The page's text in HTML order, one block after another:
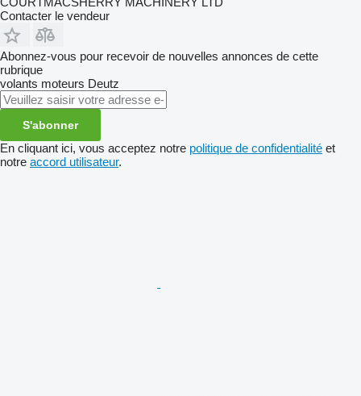
Contacter le vendeur
Abonnez-vous pour recevoir de nouvelles annonces de cette
rubrique
volants moteurs Deutz
S'abonner
En cliquant ici, vous acceptez notre politique de confidentialité et
notre accord utilisateur.